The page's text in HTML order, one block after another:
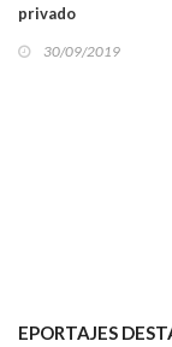
privado
30/09/2019
EPORTAJES